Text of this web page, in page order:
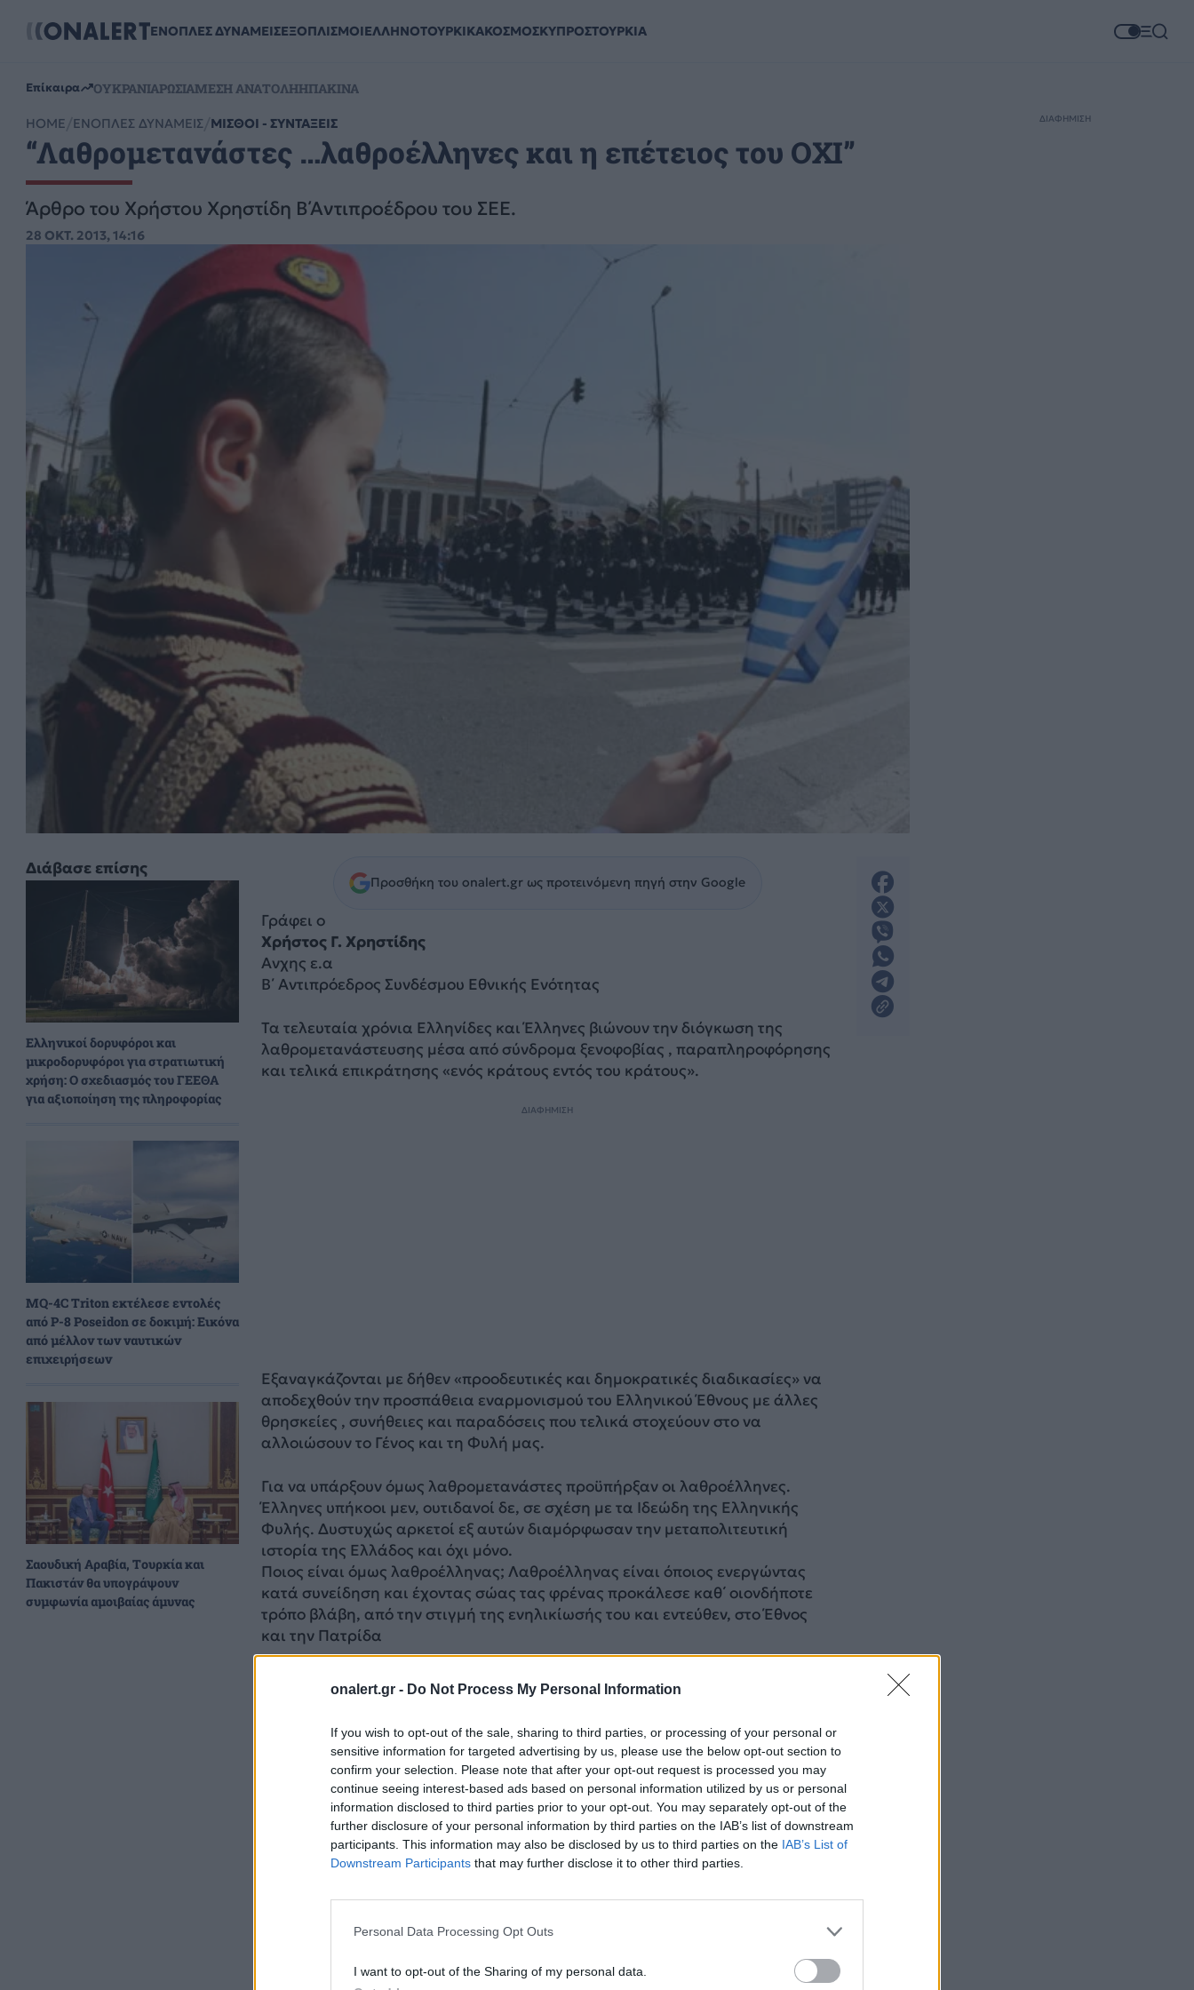
onalert.gr - Do Not Process My Personal Information
If you wish to opt-out of the sale, sharing to third parties, or processing of your personal or
sensitive information for targeted advertising by us, please use the below opt-out section to
confirm your selection. Please note that after your opt-out request is processed you may
continue seeing interest-based ads based on personal information utilized by us or personal
information disclosed to third parties prior to your opt-out. You may separately opt-out of the
further disclosure of your personal information by third parties on the IAB’s list of downstream
participants. This information may also be disclosed by us to third parties on the IAB’s List of
Downstream Participants that may further disclose it to other third parties.
Personal Data Processing Opt Outs
I want to opt-out of the Sharing of my personal data.
ΕΝΟΠΛΕΣ ΔΥΝΑΜΕΙΣΕΞΟΠΛΙΣΜΟΙΕΛΛΗΝΟΤΟΥΡΚΙΚΑΚΟΣΜΟΣΚΥΠΡΟΣΤΟΥΡΚΙΑ
Επίκαιρα ΟΥΚΡΑΝΙΑΡΩΣΙΑΜΕΣΗ ΑΝΑΤΟΛΗΗΠΑΚΙΝΑ
HOME ΕΝΟΠΛΕΣ ΔΥΝΑΜΕΙΣ ΜΙΣΘΟΙ - ΣΥΝΤΑΞΕΙΣ
“Λαθρομετανάστες …λαθροέλληνες και η επέτειος του ΟΧΙ”
Άρθρο του Χρήστου Χρηστίδη Β΄Αντιπροέδρου του ΣΕΕ.
28 ΟΚΤ. 2013, 14:16
Διάβασε επίσης
Ελληνικοί δορυφόροι και
μικροδορυφόροι για στρατιωτική
χρήση: Ο σχεδιασμός του ΓΕΕΘΑ
για αξιοποίηση της πληροφορίας
MQ-4C Triton εκτέλεσε εντολές
από P-8 Poseidon σε δοκιμή: Εικόνα
από μέλλον των ναυτικών
επιχειρήσεων
Σαουδική Αραβία, Τουρκία και
Πακιστάν θα υπογράψουν
συμφωνία αμοιβαίας άμυνας
Προσθήκη του onalert.gr ως προτεινόμενη πηγή στην Google
Γράφει ο
Χρήστος Γ. Χρηστίδης
Ανχης ε.α
Β΄ Αντιπρόεδρος Συνδέσμου Εθνικής Ενότητας
Τα τελευταία χρόνια Ελληνίδες και Έλληνες βιώνουν την διόγκωση της
λαθρομετανάστευσης μέσα από σύνδρομα ξενοφοβίας , παραπληροφόρησης
και τελικά επικράτησης «ενός κράτους εντός του κράτους».
ΔΙΑΦΗΜΙΣΗ
Εξαναγκάζονται με δήθεν «προοδευτικές και δημοκρατικές διαδικασίες» να
αποδεχθούν την προσπάθεια εναρμονισμού του Ελληνικού Έθνους με άλλες
θρησκείες , συνήθειες και παραδόσεις που τελικά στοχεύουν στο να
αλλοιώσουν το Γένος και τη Φυλή μας.
Για να υπάρξουν όμως λαθρομετανάστες προϋπήρξαν οι λαθροέλληνες.
Έλληνες υπήκοοι μεν, ουτιδανοί δε, σε σχέση με τα Ιδεώδη της Ελληνικής
Φυλής. Δυστυχώς αρκετοί εξ αυτών διαμόρφωσαν την μεταπολιτευτική
ιστορία της Ελλάδος και όχι μόνο.
Ποιος είναι όμως λαθροέλληνας; Λαθροέλληνας είναι όποιος ενεργώντας
κατά συνείδηση και έχοντας σώας τας φρένας προκάλεσε καθ΄ οιονδήποτε
τρόπο βλάβη, από την στιγμή της ενηλικίωσής του και εντεύθεν, στο Έθνος
και την Πατρίδα
Για να υπάρξουν όμως λαθρομετανάστες προϋπήρξαν οι λαθροέλληνες.
ΔΙΑΦΗΜΙΣΗ